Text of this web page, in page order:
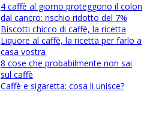
4 caffè al giorno proteggono il colon
dal cancro: rischio ridotto del 7%
Biscotti chicco di caffè, la ricetta
Liquore al caffè, la ricetta per farlo a
casa vostra
8 cose che probabilmente non sai
sul caffè
Caffè e sigaretta: cosa li unisce?